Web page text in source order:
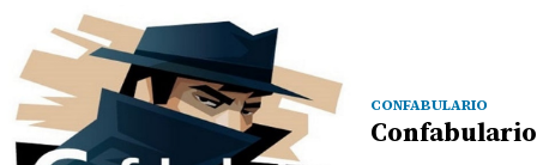
CONFABULARIO
Confabulario